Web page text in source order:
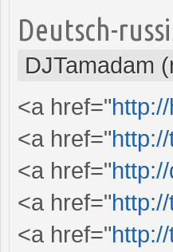
Deutsch-
DJTamadam
<a href="
<a href="
<a href="
<a href="
<a href="